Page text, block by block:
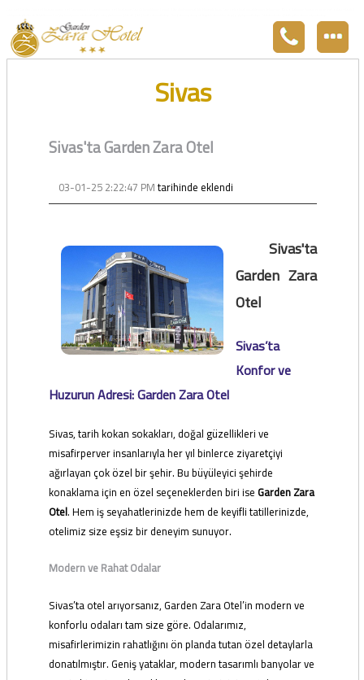
Sivas
Sivas'ta Garden Zara Otel
03-01-25 2:22:47 PMtarihinde eklendi
Sivas'ta
Garden Zara
Otel
Sivas’ta
Konfor ve
Huzurun Adresi: Garden Zara Otel
Sivas, tarih kokan sokakları, doğal güzellikleri ve
misafirperver insanlarıyla her yıl binlerce ziyaretçiyi
ağırlayan çok özel bir şehir. Bu büyüleyici şehirde
konaklama için en özel seçeneklerden biri ise Garden Zara
Otel. Hem iş seyahatlerinizde hem de keyifli tatillerinizde,
otelimiz size eşsiz bir deneyim sunuyor.
Modern ve Rahat Odalar
Sivas’ta otel arıyorsanız, Garden Zara Otel’in modern ve
konforlu odaları tam size göre. Odalarımız,
misafirlerimizin rahatlığını ön planda tutan özel detaylarla
donatılmıştır. Geniş yataklar, modern tasarımlı banyolar ve